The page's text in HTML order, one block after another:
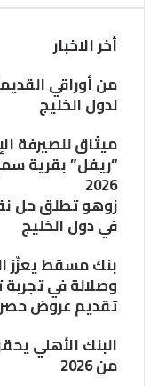
أخر الاخبار
من أوراقي
لدول الخليج
ميثاق للصيرفة
“ريفل” بقرية
2026
في دول الخليج
بنك مسقط يعزّز
وصلالة في
تقديم عروض
البنك الأهلي
من 2026